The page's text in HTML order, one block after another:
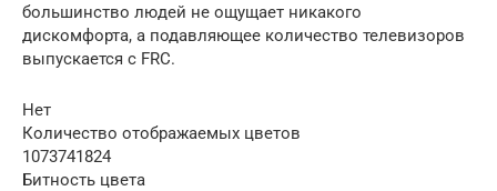
большинство людей не ощущает никакого
дискомфорта, а подавляющее количество телевизоров
выпускается с FRC.
Нет
Количество отображаемых цветов
1073741824
Битность цвета